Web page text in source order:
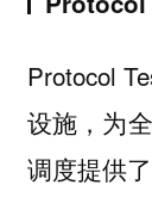
Protocol
设施，为
调度提供